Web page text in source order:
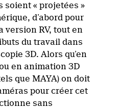
soient « projetées »
d’abord pour
version RV, tout en
du travail dans
3D. Alors qu’en
en animation 3D
que MAYA) on doit
pour créer cet
sans